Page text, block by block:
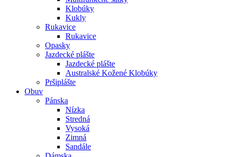
Klobúky
Kukly
Rukavice
Rukavice
Opasky
Jazdecké plášte
Jazdecké plášte
Australské Kožené Klobúky
Pršiplášte
Obuv
Pánska
Nízka
Stredná
Vysoká
Zimná
Sandále